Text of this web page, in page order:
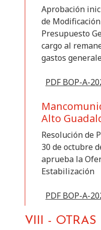
Aprobación
de
Presupuesto
cargo al
gastos
PDF BOP-A-
Alto
Resolución de
30 de octubre
aprueba la
Estabilización
PDF BOP-A-
VIII - OTRAS